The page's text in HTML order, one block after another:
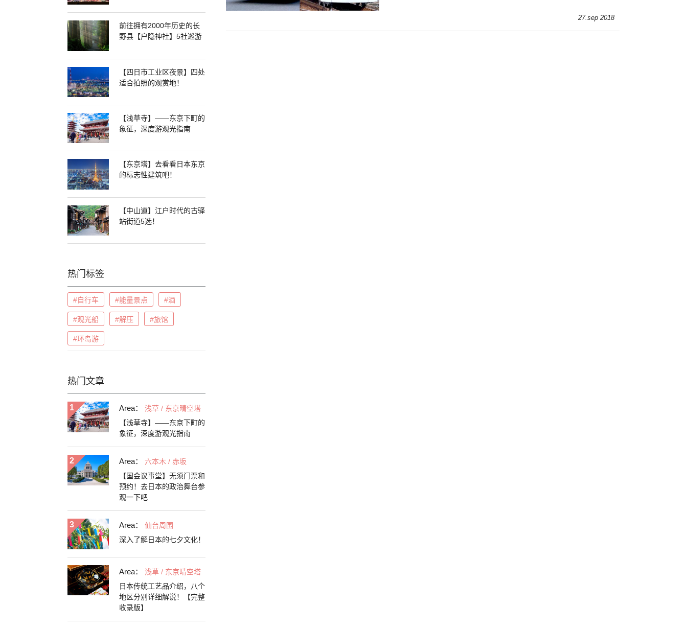
前往拥有2000年历史的长
野县【户隐神社】5社巡游
【四日市工业区夜景】四处
适合拍照的观赏地！
【浅草寺】——东京下町的
象征，深度游观光指南
【东京塔】去看看日本东京
的标志性建筑吧！
【中山道】江户时代的古驿
站街道5选！
热门标签
#自行车 #能量景点 #酒
#观光船 #解压 #旅馆
#环岛游
热门文章
Area：
浅草 / 东京晴空塔
【浅草寺】——东京下町的
象征，深度游观光指南
Area：
六本木 / 赤坂
【国会议事堂】无须门票和
预约！去日本的政治舞台参
观一下吧
Area：
仙台周围
深入了解日本的七夕文化！
Area：
浅草 / 东京晴空塔
日本传统工艺品介绍，八个
地区分别详细解说！【完整
收录版】
27.sep 2018